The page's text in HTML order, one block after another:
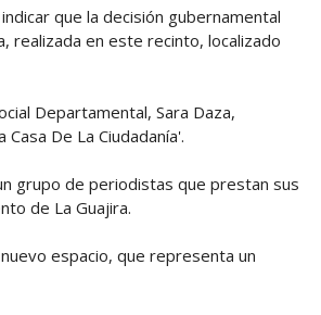
que la decisión gubernamental
realizada en este recinto, localizado
Departamental, Sara Daza,
De La Ciudadanía'.
grupo de periodistas que prestan sus
de La Guajira.
espacio, que representa un